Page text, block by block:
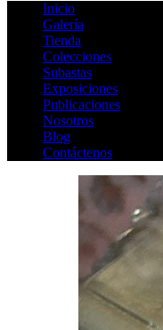
Inicio
Galería
Tienda
Colecciones
Subastas
Exposiciones
Publicaciones
Nosotros
Blog
Contáctenos